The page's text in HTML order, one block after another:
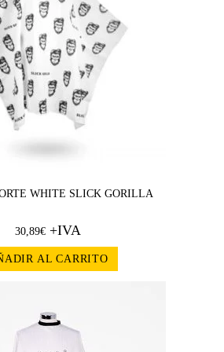
WHITE SLICK GORILLA
30,89€ +IVA
AL CARRITO